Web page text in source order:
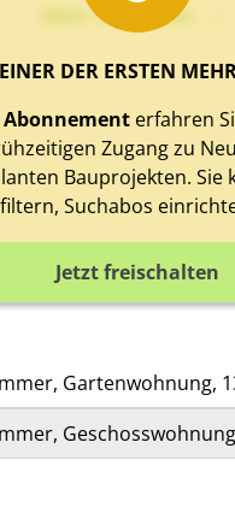
Mehr Text sehen
DER ERSTEN
erfahren
Zugang zu
Bauprojekten. Sie
Suchabos
Jetzt freischalten
Gartenwohnung,